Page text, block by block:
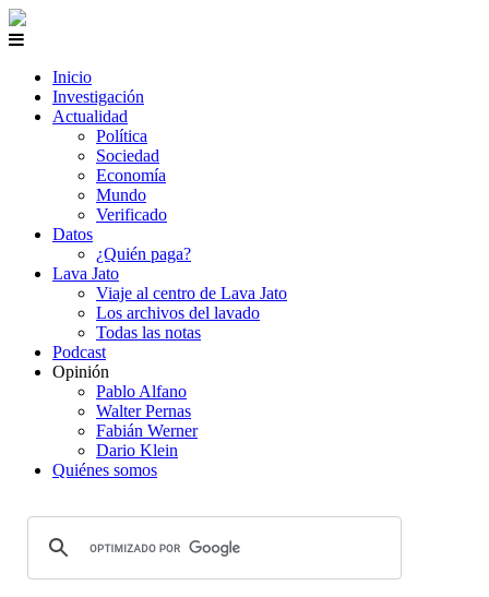
Inicio
Investigación
Actualidad
Política
Sociedad
Economía
Mundo
Verificado
Datos
¿Quién paga?
Lava Jato
Viaje al centro de Lava Jato
Los archivos del lavado
Todas las notas
Podcast
Opinión
Pablo Alfano
Walter Pernas
Fabián Werner
Dario Klein
Quiénes somos